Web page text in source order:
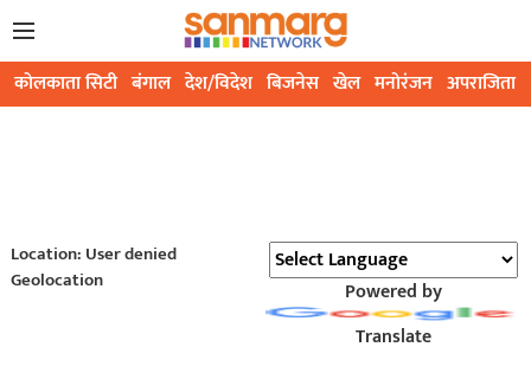
कोलकाता सिटी बंगाल देश/विदेश बिजनेस खेल मनोरंजन अपराजिता
Location: User denied
Geolocation
Powered by
Translate